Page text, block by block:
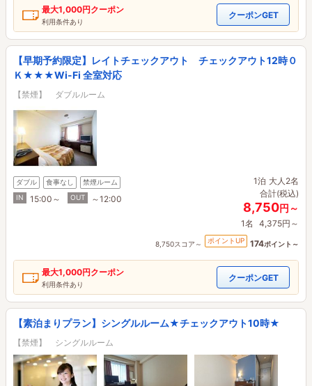
最大1,000円クーポン
利用条件あり
クーポンGET
【早期予約限定】レイトチェックアウト チェックアウト12時０
Ｋ★★★Wi-Fi 全室対応
【禁煙】 ダブルルーム
ダブル 食事なし
禁煙ルーム
IN
15:00～ OUT ～12:00
1泊 大人2名
合計(税込)
8,750円～
1名 4,375円～
8,750スコア～ ポイントUP 174ポイント～
最大1,000円クーポン
利用条件あり
クーポンGET
【素泊まりプラン】シングルルーム★チェックアウト10時★
【禁煙】 シングルルーム